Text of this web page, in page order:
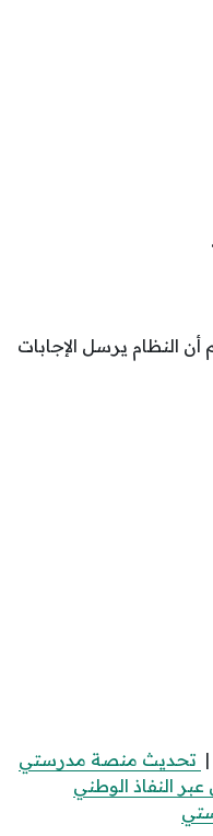
أن النظام يرسل الإجابات
| تحديث منصة مدرستي
النفاذ الوطني